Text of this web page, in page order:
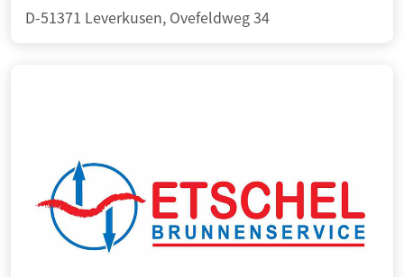
D-51371 Leverkusen, Ovefeldweg 34